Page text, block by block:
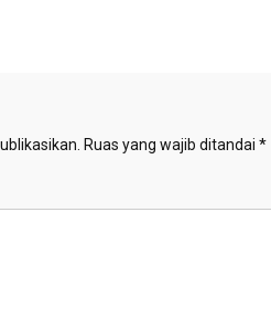
Ruas yang wajib ditandai *